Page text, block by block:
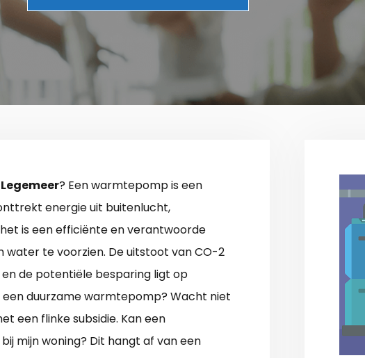
? Een warmtepomp is een
energie uit buitenlucht,
is een efficiënte en verantwoorde
water te voorzien. De uitstoot van CO-2
de potentiële besparing ligt op
duurzame warmtepomp? Wacht niet
een flinke subsidie. Kan een
mijn woning? Dit hangt af van een